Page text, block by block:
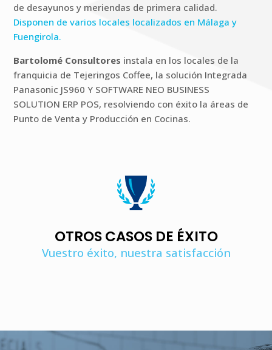
de desayunos y meriendas de primera calidad.
Disponen de varios locales localizados en Málaga y
Fuengirola.
Bartolomé Consultores instala en los locales de la
franquicia de Tejeringos Coffee, la solución Integrada
Panasonic JS960 Y SOFTWARE NEO BUSINESS
SOLUTION ERP POS, resolviendo con éxito la áreas de
Punto de Venta y Producción en Cocinas.
OTROS CASOS DE ÉXITO
Vuestro éxito, nuestra satisfacción